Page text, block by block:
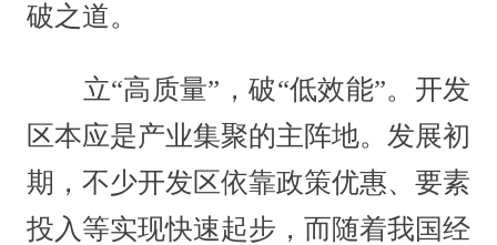
破之道。
立“高质量”，破“低效能”。开发
区本应是产业集聚的主阵地。发展初
期，不少开发区依靠政策优惠、要素
投入等实现快速起步，而随着我国经